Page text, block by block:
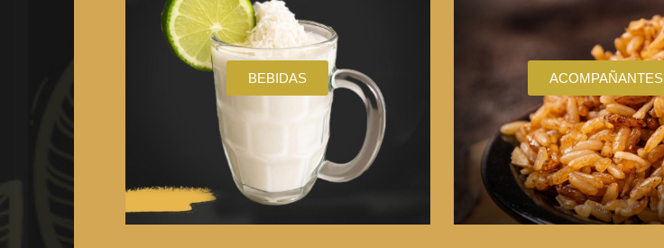
BEBIDAS ACOMPAÑANTES